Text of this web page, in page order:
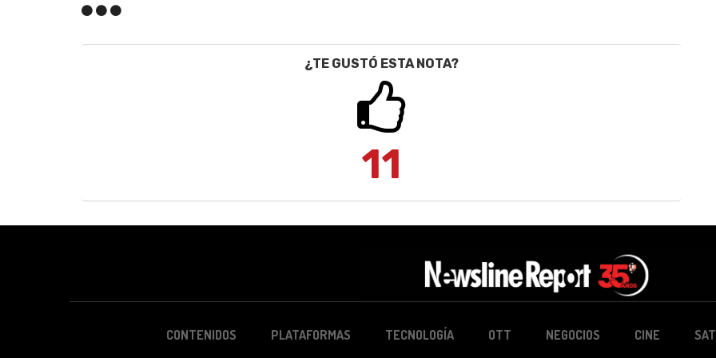
¿TE GUSTÓ ESTA NOTA?
11
CONTENIDOS PLATAFORMAS TECNOLOGÍA OTT NEGOCIOS CINE